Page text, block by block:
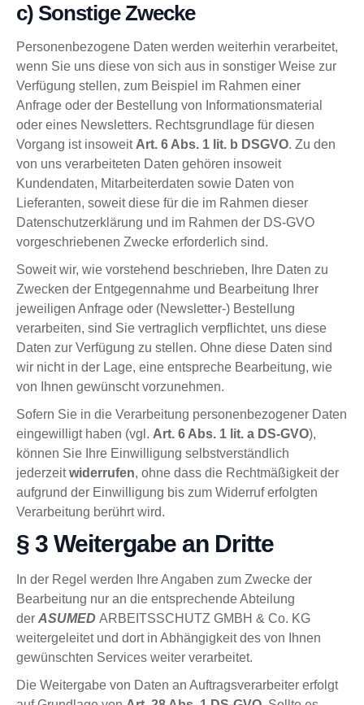
c) Sonstige Zwecke
Personenbezogene Daten werden weiterhin verarbeitet,
wenn Sie uns diese von sich aus in sonstiger Weise zur
Verfügung stellen, zum Beispiel im Rahmen einer
Anfrage oder der Bestellung von Informationsmaterial
oder eines Newsletters. Rechtsgrundlage für diesen
Vorgang ist insoweitArt. 6 Abs. 1 lit. b DSGVO. Zu den
von uns verarbeiteten Daten gehören insoweit
Kundendaten, Mitarbeiterdaten sowie Daten von
Lieferanten, soweit diese für die im Rahmen dieser
Datenschutzerklärung und im Rahmen der DS-GVO
vorgeschriebenen Zwecke erforderlich sind.
Soweit wir, wie vorstehend beschrieben, Ihre Daten zu
Zwecken der Entgegennahme und Bearbeitung Ihrer
jeweiligen Anfrage oder (Newsletter-) Bestellung
verarbeiten, sind Sie vertraglich verpflichtet, uns diese
Daten zur Verfügung zu stellen. Ohne diese Daten sind
wir nicht in der Lage, eine entspreche Bearbeitung, wie
von Ihnen gewünscht vorzunehmen.
Sofern Sie in die Verarbeitung personenbezogener Daten
eingewilligt haben (vgl. Art. 6 Abs. 1 lit. a DS-GVO),
können Sie Ihre Einwilligung selbstverständlich
jederzeitwiderrufen, ohne dass die Rechtmäßigkeit der
aufgrund der Einwilligung bis zum Widerruf erfolgten
Verarbeitung berührt wird.
§ 3 Weitergabe an Dritte
In der Regel werden Ihre Angaben zum Zwecke der
Bearbeitung nur an die entsprechende Abteilung
der ASUMED ARBEITSSCHUTZ GMBH & Co. KG
weitergeleitet und dort in Abhängigkeit des von Ihnen
gewünschten Services weiter verarbeitet.
Die Weitergabe von Daten an Auftragsverarbeiter erfolgt